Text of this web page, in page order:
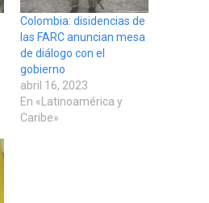
Colombia: disidencias de
las FARC anuncian mesa
de diálogo con el
gobierno
abril 16, 2023
En «Latinoamérica y
Caribe»